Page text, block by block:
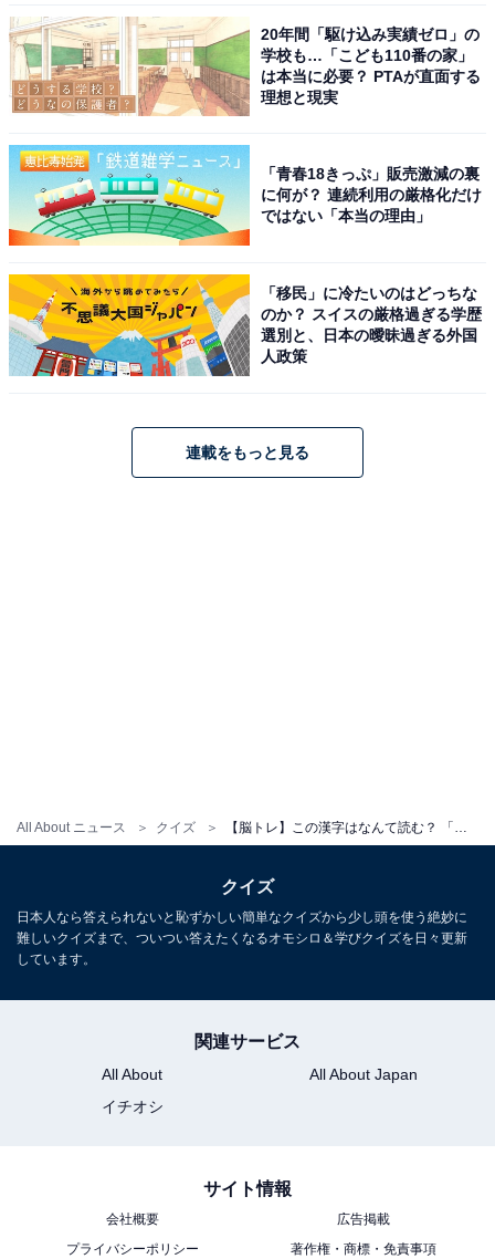
All About ニュース クイズ
・
【脳トレ】この漢字はなんて読む？ 「氷柱」【難読漢字
【脳トレ】この漢字はなんて読む？ 「幕間」【難読漢字
クイズ】
20年間「駆け込み実績ゼロ」の
学校も…「こども110番の家」
は本当に必要？ PTAが直面する
理想と現実
「青春18きっぷ」販売激減の裏
に何が？ 連続利用の厳格化だけ
ではない「本当の理由」
「移民」に冷たいのはどっちな
のか？ スイスの厳格過ぎる学歴
選別と、日本の曖昧過ぎる外国
人政策
連載をもっと見る
クイズ
日本人なら答えられないと恥ずかしい簡単なクイズから少し頭を使う絶妙に
難しいクイズまで、ついつい答えたくなるオモシロ＆学びクイズを日々更新
しています。
関連サービス
All About
All About Japan
イチオシ
サイト情報
会社概要
広告掲載
プライバシーポリシー
著作権・商標・免責事項